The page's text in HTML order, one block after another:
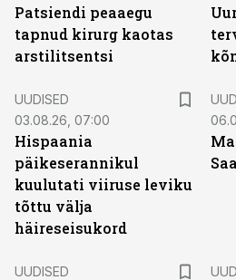
Patsiendi peaaegu
tapnud kirurg kaotas
arstilitsentsi
UUDISED
03.08.26, 07:00
Hispaania
päikeserannikul
kuulutati viiruse leviku
tõttu välja
häireseisukord
UUDISED